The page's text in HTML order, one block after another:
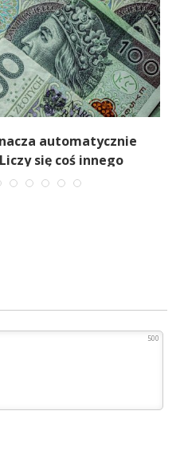
automatycznie
się coś innego
500